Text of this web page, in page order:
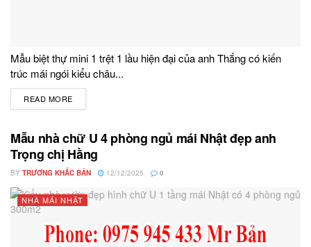
Mẫu biệt thự mini 1 trệt 1 lầu hiện đại của anh Thắng có kiến
trúc mái ngói kiểu châu...
READ MORE
Mẫu nhà chữ U 4 phòng ngủ mái Nhật đẹp anh
Trọng chị Hằng
BY TRƯƠNG KHẮC BẢN 12/12/2025 0
NHÀ MÁI NHẬT